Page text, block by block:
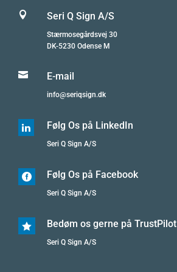
 Seri Q Sign A/S
Stærmosegårdsvej 30
DK-5230 Odense M
 E-mail
info@seriqsign.dk
 Følg Os på LinkedIn
Seri Q Sign A/S
 Følg Os på Facebook
Seri Q Sign A/S
 Bedøm os gerne på TrustPilot
Seri Q Sign A/S